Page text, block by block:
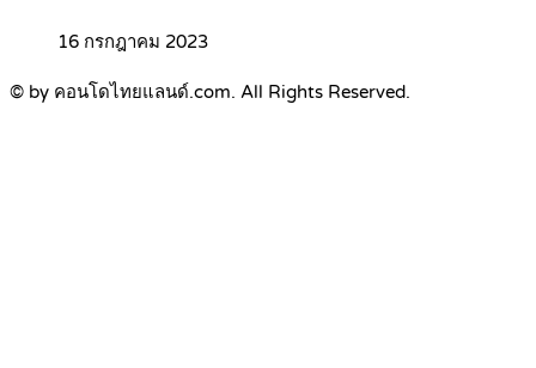
16 กรกฎาคม 2023
© by คอนโดไทยแลนด์.com. All Rights Reserved.